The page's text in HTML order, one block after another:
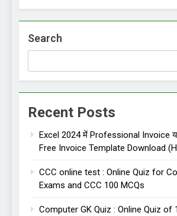
Search
Recent Posts
Excel 2024 में Professional Invoice
Free Invoice Template Download
CCC online test : Online Quiz for
Exams and CCC 100 MCQs
Computer GK Quiz : Online Quiz of